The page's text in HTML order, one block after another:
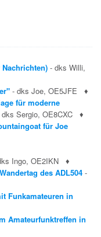
- dks Willi,
- dks Joe, OE5JFE
♦
für moderne
Sergio, OE8CXC
♦
für Joe
Ingo, OE2IKN
♦
des ADL504 -
Funkamateuren in
Amateurfunktreffen in